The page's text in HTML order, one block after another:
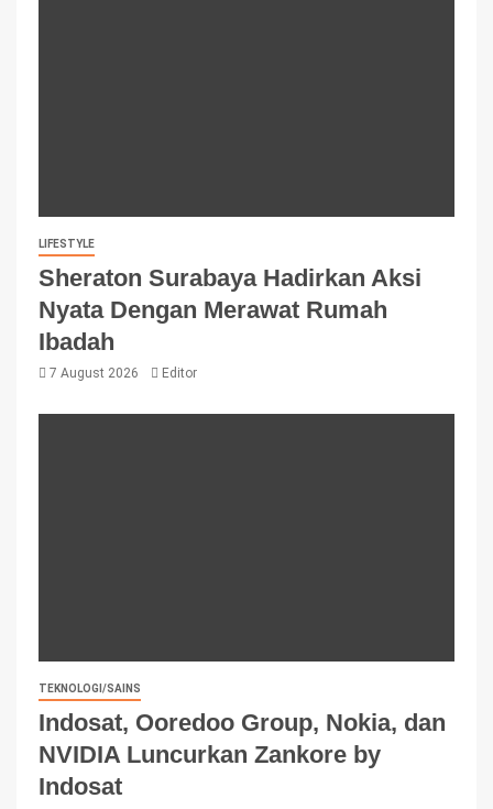
LIFESTYLE
Sheraton Surabaya Hadirkan Aksi
Nyata Dengan Merawat Rumah
Ibadah
7 August 2026 Editor
TEKNOLOGI/SAINS
Indosat, Ooredoo Group, Nokia, dan
NVIDIA Luncurkan Zankore by
Indosat